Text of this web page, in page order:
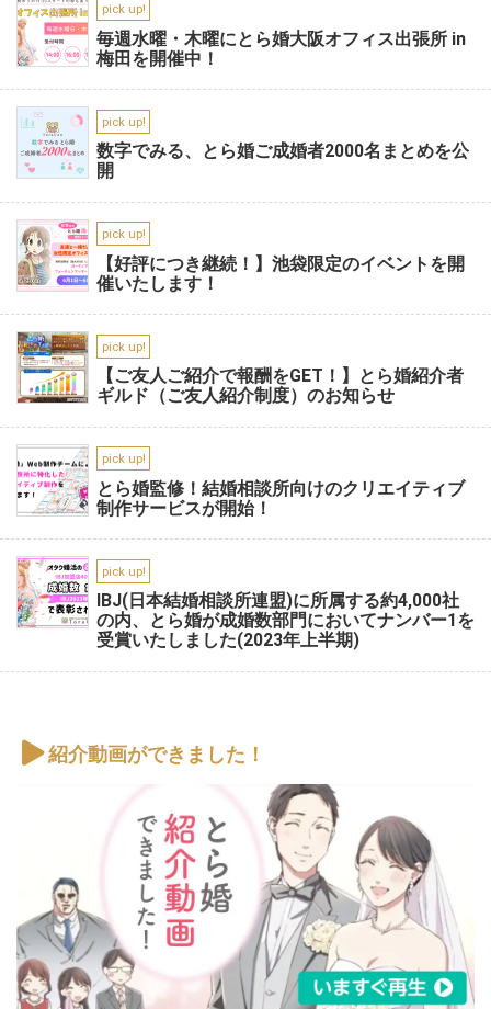
pick up!
毎週水曜・木曜にとら婚大阪オフィス出張所 in
梅田を開催中！
pick up!
数字でみる、とら婚ご成婚者2000名まとめを公
開
pick up!
【好評につき継続！】池袋限定のイベントを開
催いたします！
pick up!
【ご友人ご紹介で報酬をGET！】とら婚紹介者
ギルド（ご友人紹介制度）のお知らせ
pick up!
とら婚監修！結婚相談所向けのクリエイティブ
制作サービスが開始！
pick up!
IBJ(日本結婚相談所連盟)に所属する約4,000社
の内、とら婚が成婚数部門においてナンバー1を
受賞いたしました(2023年上半期)
紹介動画ができました！